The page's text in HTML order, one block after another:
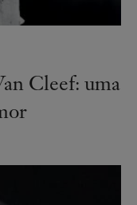
Cleef: uma